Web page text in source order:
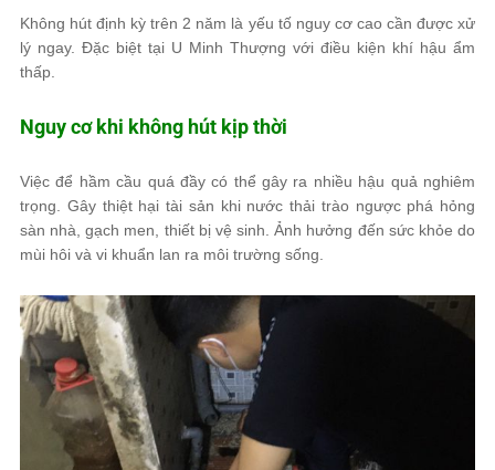
Không hút định kỳ trên 2 năm là yếu tố nguy cơ cao cần được xử
lý ngay. Đặc biệt tại U Minh Thượng với điều kiện khí hậu ẩm
thấp.
Nguy cơ khi không hút kịp thời
Việc để hầm cầu quá đầy có thể gây ra nhiều hậu quả nghiêm
trọng. Gây thiệt hại tài sản khi nước thải trào ngược phá hỏng
sàn nhà, gạch men, thiết bị vệ sinh. Ảnh hưởng đến sức khỏe do
mùi hôi và vi khuẩn lan ra môi trường sống.